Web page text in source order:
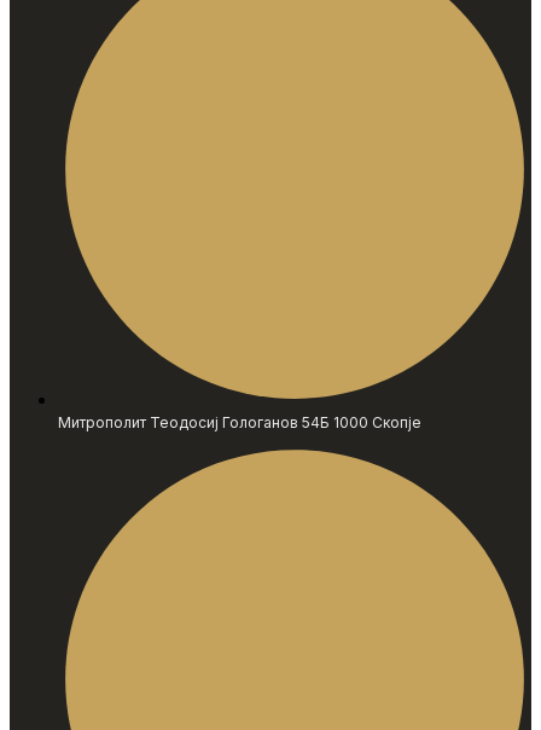
Митрополит Теодосиј Гологанов 54Б 1000 Скопје